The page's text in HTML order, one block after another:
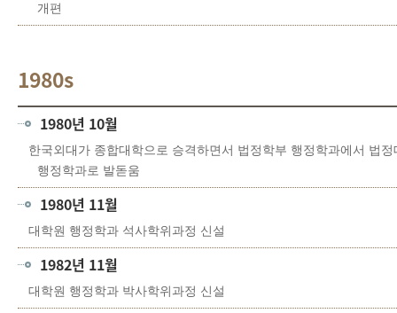
개편
1980s
1980년 10월
한국외대가 종합대학으로 승격하면서 법정학부 행정학과에서 법정
행정학과로 발돋움
1980년 11월
대학원 행정학과 석사학위과정 신설
1982년 11월
대학원 행정학과 박사학위과정 신설